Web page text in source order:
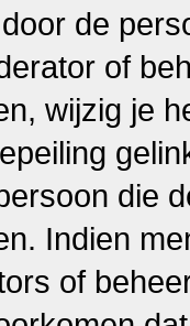
de
of
wijzig je
die
Indien
of